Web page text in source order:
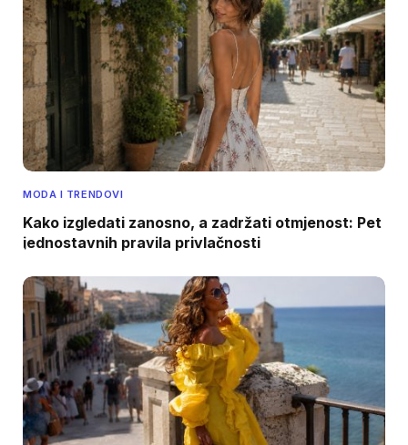
MODA I TRENDOVI
Kako izgledati zanosno, a zadržati otmjenost: Pet
jednostavnih pravila privlačnosti